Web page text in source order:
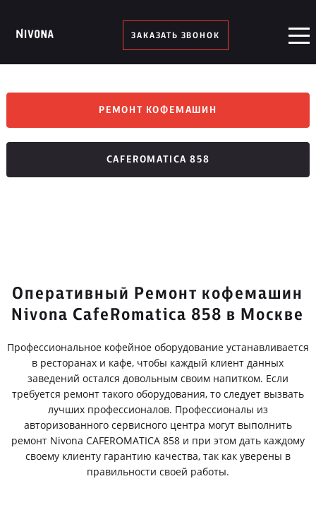
ЗАКАЗАТЬ ЗВОНОК
РЕМОНТ КОФЕМАШИН
CAFEROMATICA 858
Оперативный Ремонт кофемашин
Nivona CafeRomatica 858 в Москве
Профессиональное кофейное оборудование устанавливается
в ресторанах и кафе, чтобы каждый клиент данных
заведений остался довольным своим напитком. Если
требуется ремонт такого оборудования, то следует вызвать
лучших профессионалов. Профессионалы из
авторизованного сервисного центра могут выполнить
ремонт Nivona CAFEROMATICA 858 и при этом дать каждому
своему клиенту гарантию качества, так как уверены в
правильности своей работы.